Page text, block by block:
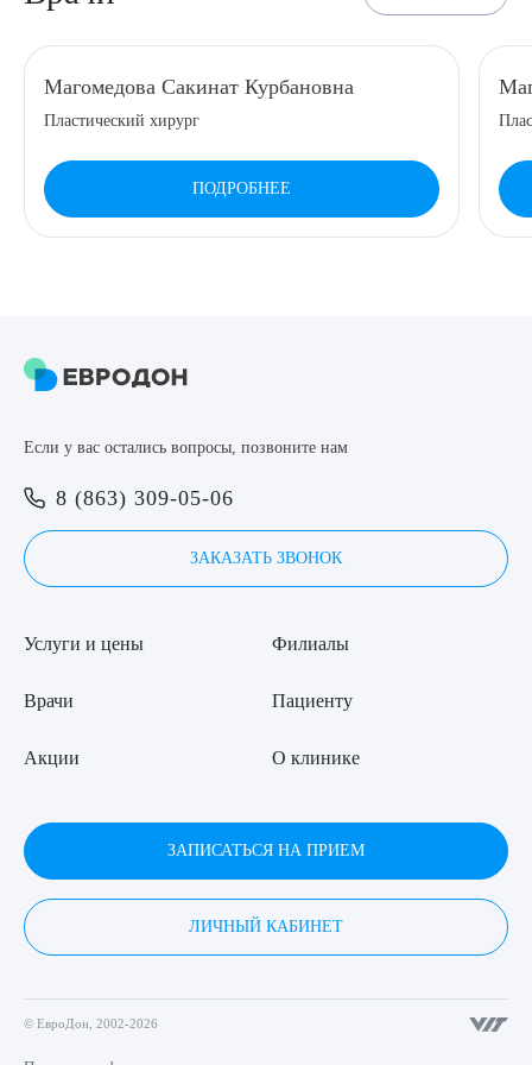
8 (863) 309-05-06
ЗАПИСЬ ОНЛАЙН
Магомедова Сакинат Курбановна
Пластический хирург
ПОДРОБНЕЕ
Если у вас остались вопросы, позвоните нам
8 (863) 309-05-06
ЗАКАЗАТЬ ЗВОНОК
Услуги и цены
Врачи
Акции
Филиалы
Пациенту
О клинике
ЗАПИСАТЬСЯ НА ПРИЕМ
ЛИЧНЫЙ КАБИНЕТ
© ЕвроДон, 2002-2026
ОТПРАВИТЬ
Я даю согласие наобработку персональных данных